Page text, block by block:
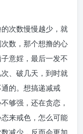
次数慢慢越少，就
数，那个想撸的心
意婬，最后一发不
、破几天，到时就
的。想搞递减戒
够强，还在贪恋，
来戒色，怎么可能
减少，反而会更加